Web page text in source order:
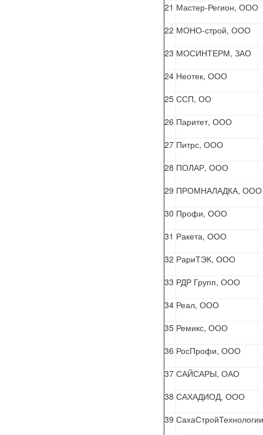
21 Мастер-Регион, ООО
22 МОНО-строй, ООО
23 МОСИНТЕРМ, ЗАО
24 Неотек, ООО
25 ССП, ОО
26 Паритет, ООО
27 Питрс, ООО
28 ПОЛАР, ООО
29 ПРОМНАЛАДКА, ООО
30 Профи, ООО
31 Ракета, ООО
32 РариТЭК, ООО
33 РДР Групп, ООО
34 Реал, ООО
35 Ремикс, ООО
36 РосПрофи, ООО
37 САЙСАРЫ, ОАО
38 САХАДИОД, ООО
39